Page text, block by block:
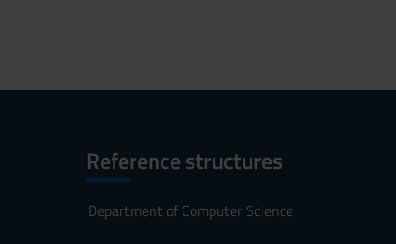
Reference structures
Department of Computer Science